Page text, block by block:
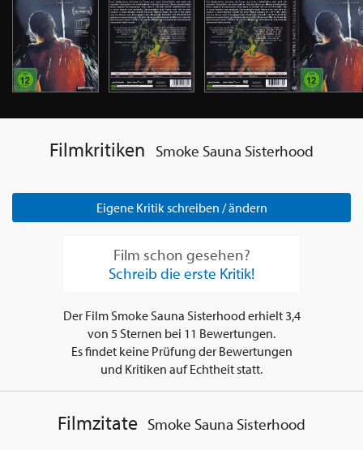
Filmkritiken Smoke Sauna Sisterhood
Eigene Kritik schreiben / ändern
Film schon gesehen?
Schreib die erste Kritik!
Der FilmSmoke Sauna Sisterhood erhielt3,4
von 5Sternen bei 11 Bewertungen.
Es findet keine Prüfung der Bewertungen
und Kritiken auf Echtheit statt.
Filmzitate Smoke Sauna Sisterhood